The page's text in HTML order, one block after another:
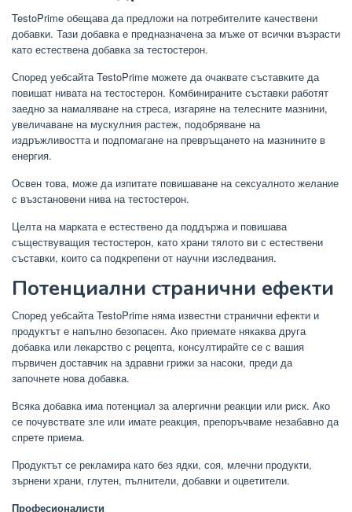
TestoPrime обещава да предложи на потребителите качествени
добавки. Тази добавка е предназначена за мъже от всички възрасти
като естествена добавка за тестостерон.
Според уебсайта TestoPrime можете да очаквате съставките да
повишат нивата на тестостерон. Комбинираните съставки работят
заедно за намаляване на стреса, изгаряне на телесните мазнини,
увеличаване на мускулния растеж, подобряване на
издръжливостта и подпомагане на превръщането на мазнините в
енергия.
Освен това, може да изпитате повишаване на сексуалното желание
с възстановени нива на тестостерон.
Целта на марката е естествено да поддържа и повишава
съществуващия тестостерон, като храни тялото ви с естествени
съставки, които са подкрепени от научни изследвания.
Потенциални странични ефекти
Според уебсайта TestoPrime няма известни странични ефекти и
продуктът е напълно безопасен. Ако приемате някаква друга
добавка или лекарство с рецепта, консултирайте се с вашия
първичен доставчик на здравни грижи за насоки, преди да
започнете нова добавка.
Всяка добавка има потенциал за алергични реакции или риск. Ако
се почувствате зле или имате реакция, препоръчваме незабавно да
спрете приема.
Продуктът се рекламира като без ядки, соя, млечни продукти,
зърнени храни, глутен, пълнители, добавки и оцветители.
Професионалисти